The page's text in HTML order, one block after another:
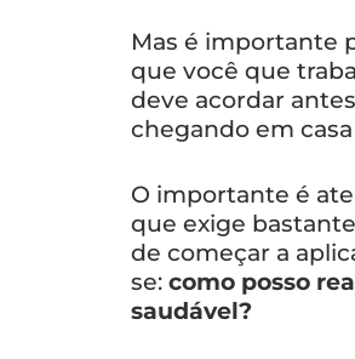
Mas é importante
que você que
deve acordar
chegando em
O importante é
que exige
de começar a
se: como posso
saudável?